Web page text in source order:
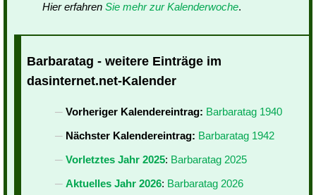
Hier erfahren Sie mehr zur Kalenderwoche.
Barbaratag - weitere Einträge im
dasinternet.net-Kalender
Vorheriger Kalendereintrag: Barbaratag 1940
Nächster Kalendereintrag: Barbaratag 1942
Vorletztes Jahr 2025: Barbaratag 2025
Aktuelles Jahr 2026: Barbaratag 2026